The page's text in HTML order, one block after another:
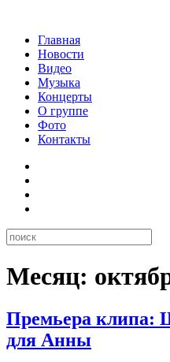
Главная
Новости
Видео
Музыка
Концерты
О группе
Фото
Контакты
Месяц:
Премьера
для Анны